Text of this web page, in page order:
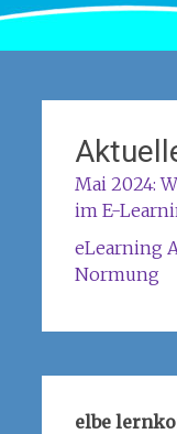
Mai 2024:
im E-
eLearning
Normung
elbe